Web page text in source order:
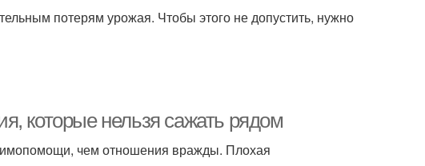
потерям урожая. Чтобы этого не допустить, нужно
которые нельзя сажать рядом
чем отношения вражды. Плохая